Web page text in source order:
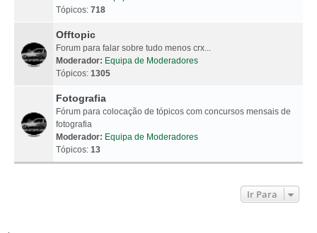
Tópicos: 718
Offtopic
Forum para falar sobre tudo menos crx...
Moderador: Equipa de Moderadores
Tópicos: 1305
Fotografia
Fórum para colocação de tópicos com concursos mensais de
fotografia
Moderador: Equipa de Moderadores
Tópicos: 13
Ir Para